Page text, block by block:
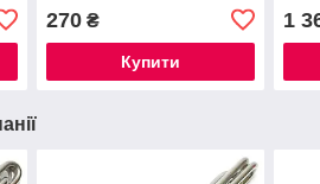
270₴
Купити
1